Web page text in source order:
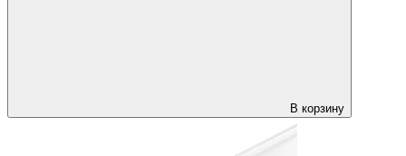
В корзину